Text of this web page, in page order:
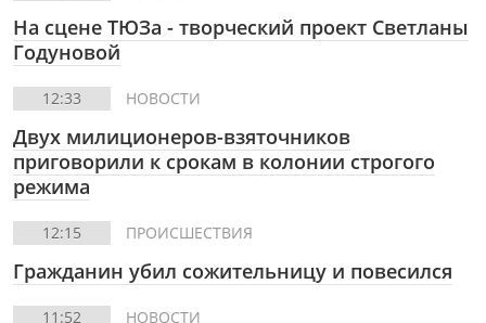
На сцене ТЮЗа - творческий проект Светланы
Годуновой
12:33 НОВОСТИ
Двух милиционеров-взяточников
приговорили к срокам в колонии строгого
режима
12:15 ПРОИСШЕСТВИЯ
Гражданин убил сожительницу и повесился
11:52 НОВОСТИ